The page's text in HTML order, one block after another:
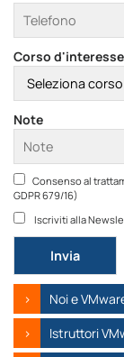
Corso
Note
Consenso al
GDPR 679/16)
Iscriviti alla
Si prega di
Noi e
Istruttori